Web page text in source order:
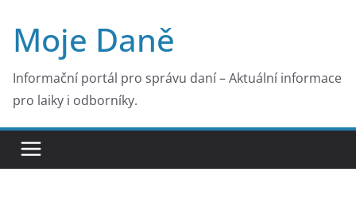
obsah
Moje Daně
Informační portál pro správu daní – Aktuální informace
pro laiky i odborníky.